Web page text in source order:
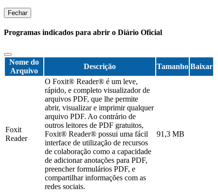
Fechar
Programas indicados para abrir o Diário Oficial
Nome do
Arquivo
Descrição Tamanho Baixar
Foxit
Reader
O Foxit® Reader® é um leve,
rápido, e completo visualizador de
arquivos PDF, que lhe permite
abrir, visualizar e imprimir qualquer
arquivo PDF. Ao contrário de
outros leitores de PDF gratuitos,
Foxit® Reader® possui uma fácil
interface de utilização de recursos
de colaboração como a capacidade
de adicionar anotações para PDF,
preencher formulários PDF, e
compartilhar informações com as
redes sociais.
91,3 MB